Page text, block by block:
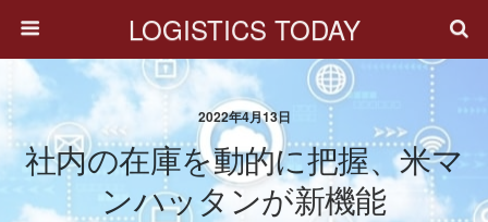
LOGISTICS TODAY
2022年4月13日
社内の在庫を動的に把握、米マ
ンハッタンが新機能